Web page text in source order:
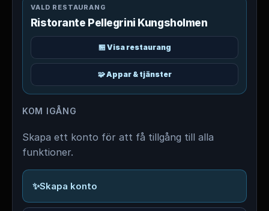
VALD RESTAURANG
Ristorante Pellegrini Kungsholmen
🏪 Visa restaurang
🧩 Appar & tjänster
KOM IGÅNG
Skapa ett konto för att få tillgång till alla
funktioner.
✨Skapa konto